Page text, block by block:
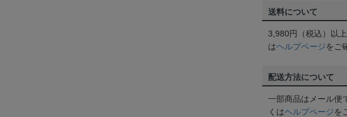
送料について
3,980円（税込）以
はヘルプページをご
配送方法について
一部商品はメール便
くはヘルプページを